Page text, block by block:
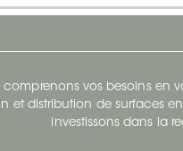
comprenons vos besoins
et distribution de surfaces
investissons dans la